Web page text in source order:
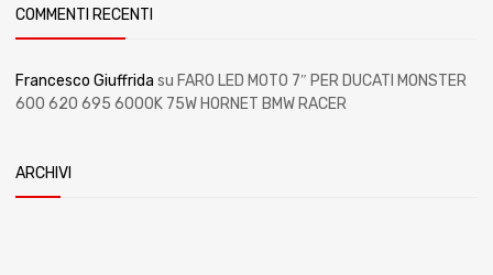
COMMENTI RECENTI
Francesco Giuffrida su FARO LED MOTO 7″ PER DUCATI MONSTER
600 620 695 6000K 75W HORNET BMW RACER
ARCHIVI